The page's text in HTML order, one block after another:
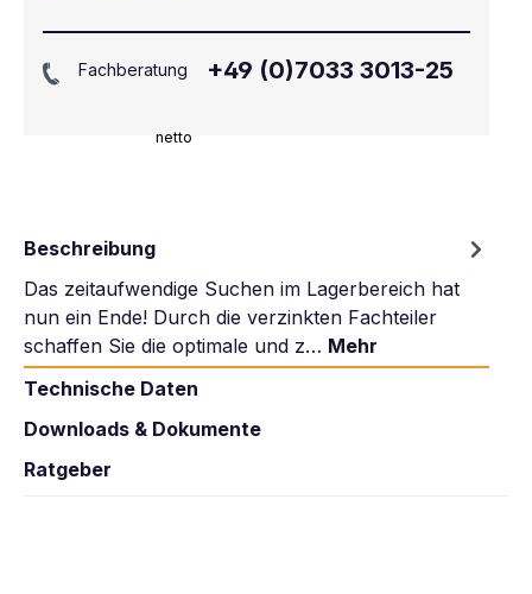
netto
Fachberatung +49 (0)7033 3013-25
Beschreibung
Das zeitaufwendige Suchen im Lagerbereich hat
nun ein Ende! Durch die verzinkten Fachteiler
schaffen Sie die optimale und z… Mehr
Technische Daten
Downloads & Dokumente
Ratgeber